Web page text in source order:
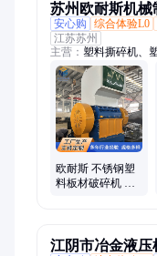
苏州欧耐斯机械
安心购
综合体验L0
江苏苏州
主营： 塑料撕碎机、
设备、单轴撕碎机、
欧耐斯 不锈钢塑
料板材破碎机 废
江阴市冶金液压